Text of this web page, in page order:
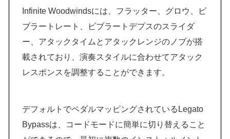
Infinite Woodwindsには、フラッター、グロウ、ビ
ブラートレート、ビブラートデプスのスライダ
ー、アタックタイムとアタックレンジのノブが搭
載されており、演奏スタイルに合わせてアタック
レスポンスを調整することができます。
デフォルトでペダルマッピングされているLegato
Bypassは、コードモードに簡単に切り替えること